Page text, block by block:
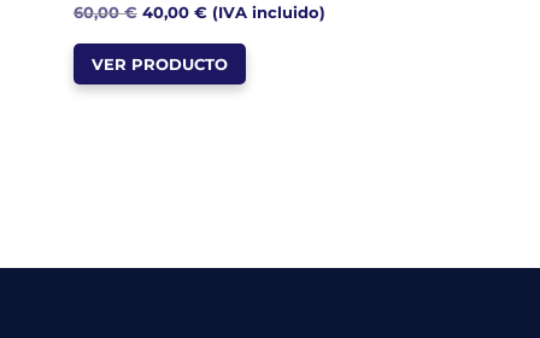
en
la
página
60,00€ El
precio
original
40,00 €El
precio
actual
(IVA incluido)
VER PRODUCTO
Este